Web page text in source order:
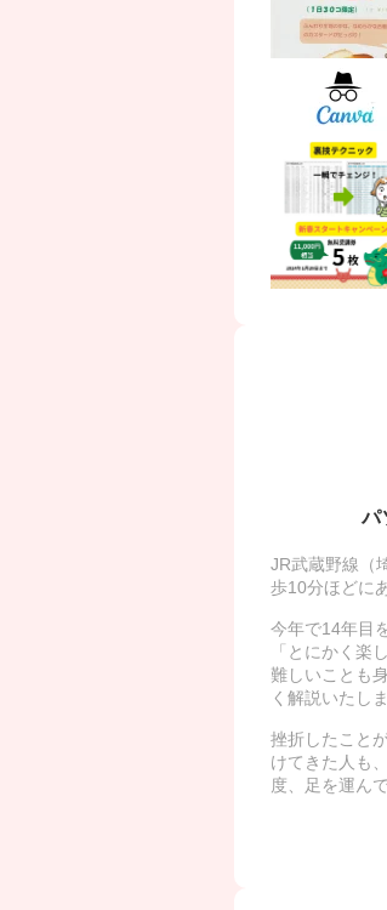
パ
JR武蔵野線（
歩10分ほどに
今年で14年目
「とにかく楽
難しいことも
く解説いたしま
挫折したこと
けてきた人も
度、足を運ん